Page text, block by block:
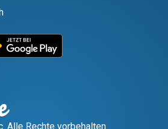
Alle Rechte vorbehalten.